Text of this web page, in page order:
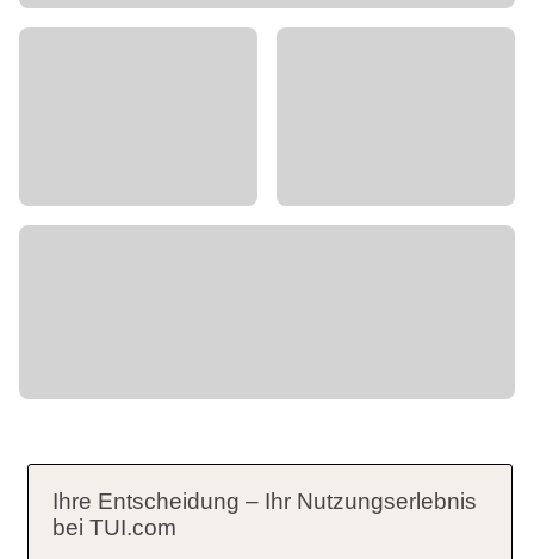
Ihre Entscheidung – Ihr Nutzungserlebnis
bei TUI.com